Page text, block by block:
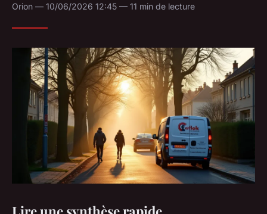
Orion — 10/06/2026 12:45 — 11 min de lecture